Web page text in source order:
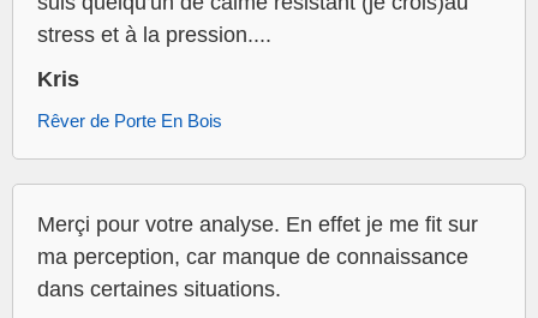
stress et à la pression....
Kris
Rêver de Porte En Bois
Merçi pour votre analyse. En effet je me fit sur
ma perception, car manque de connaissance
dans certaines situations.